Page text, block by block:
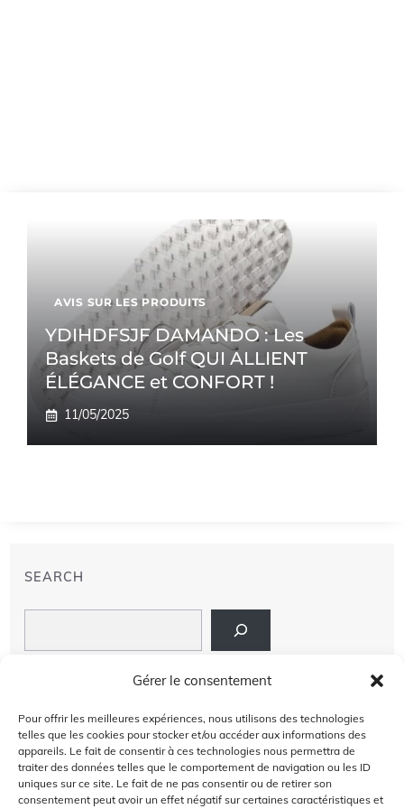
Gérer le consentement
Pour offrir les meilleures expériences, nous utilisons des technologies
telles que les cookies pour stocker et/ou accéder aux informations des
appareils. Le fait de consentir à ces technologies nous permettra de
traiter des données telles que le comportement de navigation ou les ID
uniques sur ce site. Le fait de ne pas consentir ou de retirer son
consentement peut avoir un effet négatif sur certaines caractéristiques et
AVIS SUR LES PRODUITS
YDIHDFSJF DAMANDO : Les
Baskets de Golf QUI ALLIENT
ÉLÉGANCE et CONFORT !
11/05/2025
SEARCH
À PROPOS DE NOUS
AVIS DE NON-RESPONSABILITÉ